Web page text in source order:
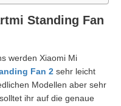
Standing Fan
werden Xiaomi Mi
Fan 2 sehr leicht
Modellen aber sehr
ihr auf die genaue